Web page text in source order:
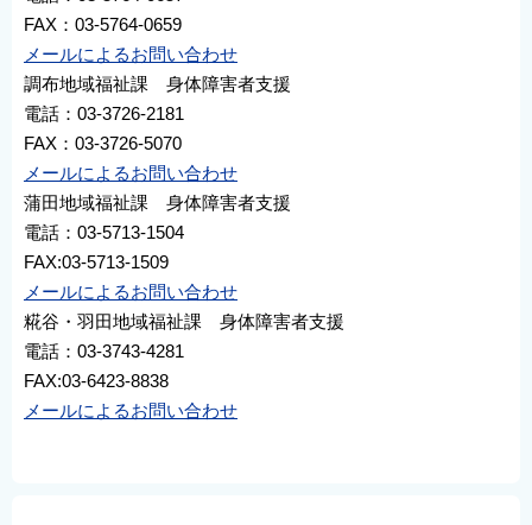
FAX：03-5764-0659
メールによるお問い合わせ
調布地域福祉課 身体障害者支援
電話：03-3726-2181
FAX：03-3726-5070
メールによるお問い合わせ
蒲田地域福祉課 身体障害者支援
電話：03-5713-1504
FAX:03-5713-1509
メールによるお問い合わせ
糀谷・羽田地域福祉課 身体障害者支援
電話：03-3743-4281
FAX:03-6423-8838
メールによるお問い合わせ